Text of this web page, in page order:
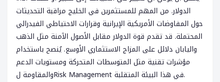
الدولار. من المهم للمستثمرين في الخليج مراقبة التحديثات
حول المفاوضات الأمريكية الإيرانية وقرارات الاحتياطي الفيدرالي
المحتملة. قد تقدم قوة الدولار مقابل الأصول الآمنة مثل الذهب
واليابان دلائل على المزاج الاستثماري الأوسع. يُنصح باستخدام
مؤشرات تقنية مثل المتوسطات المتحركة ومستويات الدعم
والمقاومة لRisk Management في هذا البيئة المتقلبة.